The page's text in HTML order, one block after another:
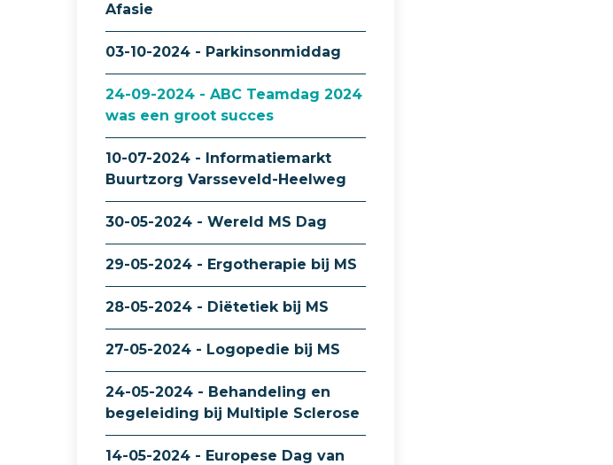
Afasie
03-10-2024 - Parkinsonmiddag
24-09-2024 - ABC Teamdag 2024
was een groot succes
10-07-2024 - Informatiemarkt
Buurtzorg Varsseveld-Heelweg
30-05-2024 - Wereld MS Dag
29-05-2024 - Ergotherapie bij MS
28-05-2024 - Diëtetiek bij MS
27-05-2024 - Logopedie bij MS
24-05-2024 - Behandeling en
begeleiding bij Multiple Sclerose
14-05-2024 - Europese Dag van